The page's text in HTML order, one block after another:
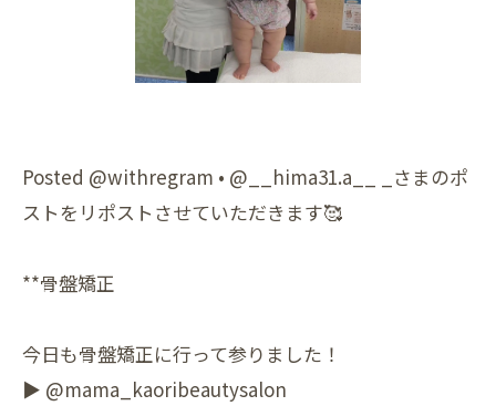
Posted @withregram • @__hima31.a__ _さまのポ
ストをリポストさせていただきます🥰
**骨盤矯正
今日も骨盤矯正に行って参りました！
▶︎ @mama_kaoribeautysalon